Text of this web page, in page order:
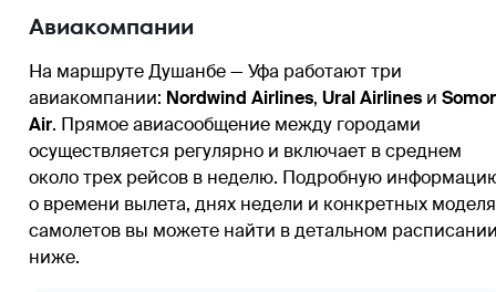
Авиакомпании
На маршруте Душанбе — Уфа работают три
авиакомпании: Nordwind Airlines, Ural Airlines и
Air. Прямое авиасообщение между городами
осуществляется регулярно и включает в среднем
около трех рейсов в неделю. Подробную
о времени вылета, днях недели и конкретных
самолетов вы можете найти в детальном
ниже.